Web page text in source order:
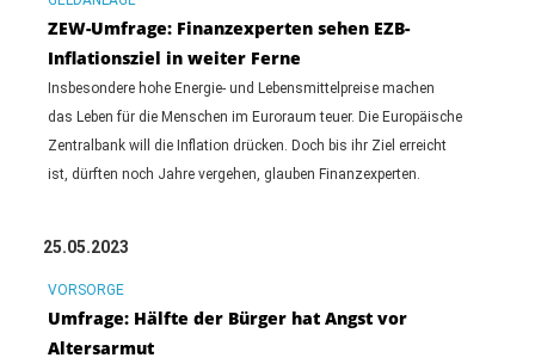
ZEW-Umfrage: Finanzexperten sehen EZB-
Inflationsziel in weiter Ferne
Insbesondere hohe Energie- und Lebensmittelpreise machen
das Leben für die Menschen im Euroraum teuer. Die Europäische
Zentralbank will die Inflation drücken. Doch bis ihr Ziel erreicht
ist, dürften noch Jahre vergehen, glauben Finanzexperten.
25.05.2023
VORSORGE
Umfrage: Hälfte der Bürger hat Angst vor
Altersarmut